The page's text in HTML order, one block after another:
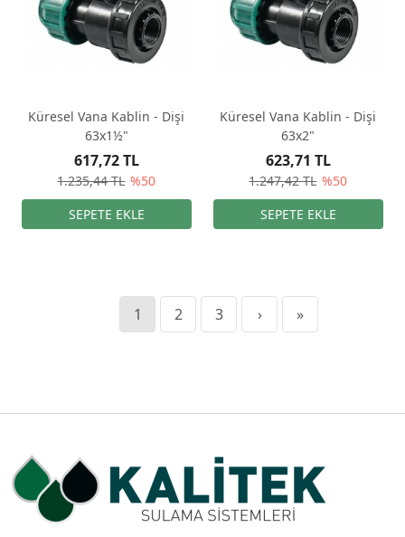
Küresel Vana Kablin - Dişi
63x1½"
1.235,44 TL %50
617,72 TL
Küresel Vana Kablin - Dişi
63x2"
1.247,42 TL %50
623,71 TL
1 2 3 › »